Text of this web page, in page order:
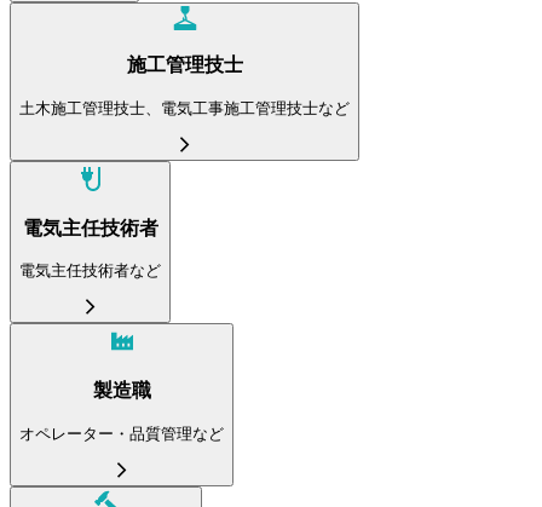
施工管理技士
土木施工管理技士、電気工事施工管理技士など
電気主任技術者
電気主任技術者など
製造職
オペレーター・品質管理など